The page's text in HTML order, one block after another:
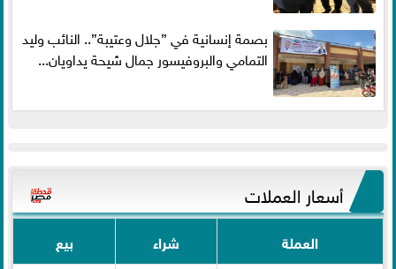
بصمة إنسانية في ”جلال وعتيبة”.. النائب وليد
التمامي والبروفيسور جمال شيحة يداويان...
أسعار العملات
العملة شراء بيع